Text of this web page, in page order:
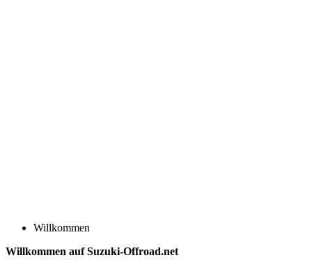
Willkommen
Willkommen auf Suzuki-Offroad.net